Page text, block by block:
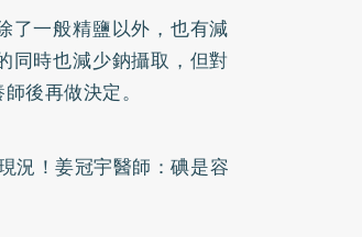
了一般精鹽以外，也有減
同時也減少鈉攝取，但對
後再做決定。
況！姜冠宇醫師：碘是容